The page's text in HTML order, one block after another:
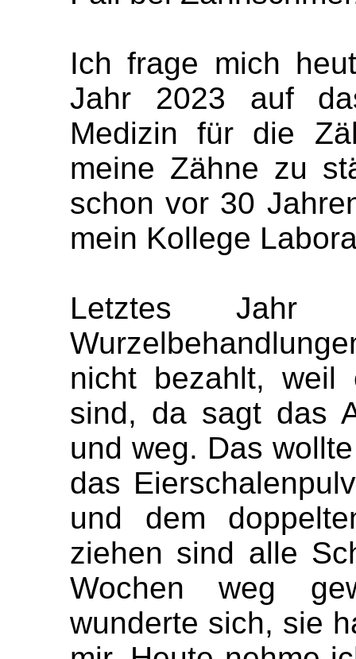
Ich frage mich
Jahr 2023 auf
Medizin für die
meine Zähne zu
schon vor 30
mein Kollege
Letztes Jahr
nicht bezahlt, weil
sind, da sagt das
und weg. Das
das
und dem
ziehen sind alle
Wochen weg
wunderte sich, sie